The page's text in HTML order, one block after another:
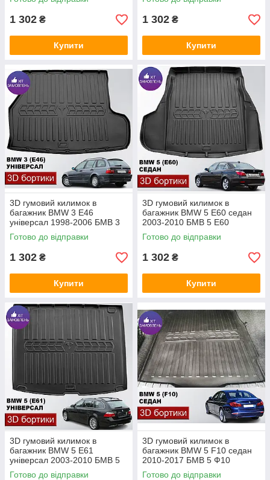
1 302 ₴
Купити
1 302 ₴
Купити
3D гумовий килимок в
багажник BMW 3 Е46
універсал 1998-2006 БМВ 3
Е46
Готово до відправки
1 302 ₴
Купити
3D гумовий килимок в
багажник BMW 5 E60 седан
2003-2010 БМВ 5 Е60
Готово до відправки
1 302 ₴
Купити
3D гумовий килимок в
багажник BMW 5 E61
універсал 2003-2010 БМВ 5
Е61
Готово до відправки
3D гумовий килимок в
багажник BMW 5 F10 седан
2010-2017 БМВ 5 Ф10
Готово до відправки